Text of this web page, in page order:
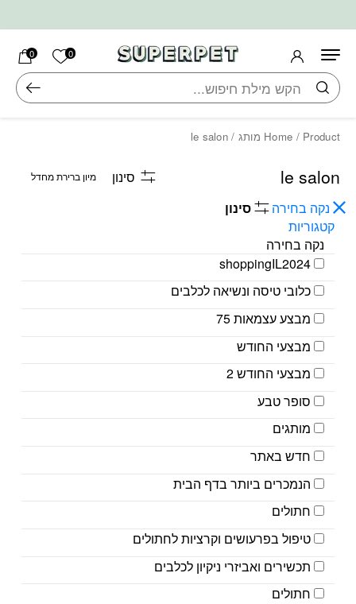
0 הרשימה
0
חיפוש
Home / Product מותג / le salon
le salon
סינון
נקה בחירה
סינון
קטגוריות
נקה בחירה
shoppingIL2024
כלובי טיסה ונשיאה לכלבים
מבצע עצמאות 75
מבצעי החודש
מבצעי החודש 2
סופר טבע
מותגים
חדש באתר
הנמכרים ביותר בדף הבית
חתולים
טיפול בפרעושים וקרציות לחתולים
תכשירים ואביזרי ניקיון לכלבים
חתולים